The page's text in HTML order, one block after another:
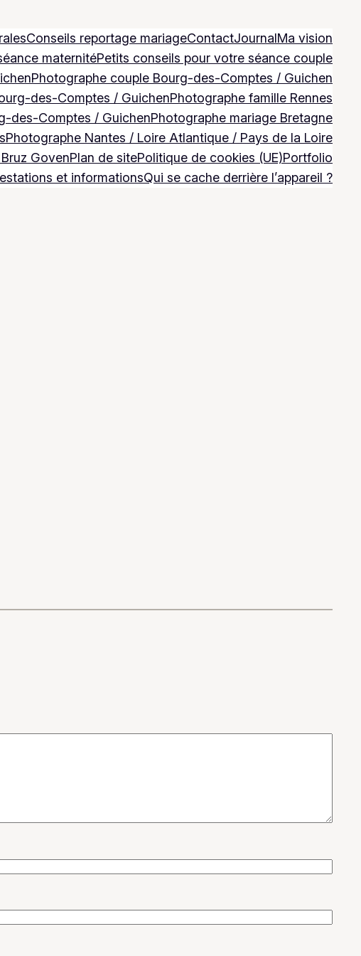
Conseils reportage mariageContactJournalMa vision
maternitéPetits conseils pour votre séance couple
Photographe couple Bourg-des-Comptes / Guichen
des-Comptes / GuichenPhotographe famille Rennes
des-Comptes / GuichenPhotographe mariage Bretagne
Photographe Nantes / Loire Atlantique / Pays de la Loire
GovenPlan de sitePolitique de cookies (UE)Portfolio
et informationsQui se cache derrière l’appareil ?